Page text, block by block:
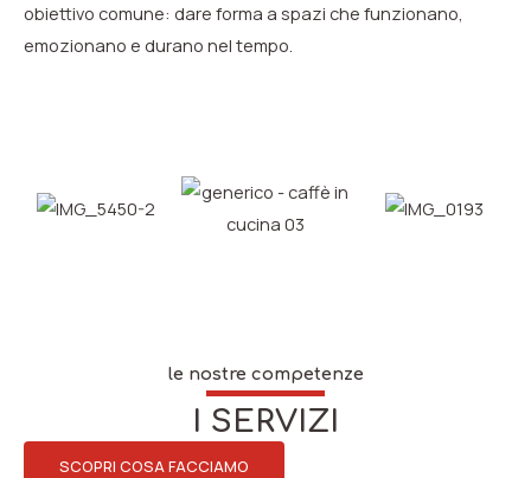
obiettivo comune: dare forma a spazi che funzionano,
emozionano e durano nel tempo.
le nostre competenze
I SERVIZI
SCOPRI COSA FACCIAMO